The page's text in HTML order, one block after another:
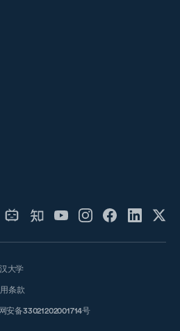
大学
条款
安备33021202001714号